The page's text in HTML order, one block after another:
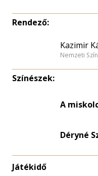
Rendező:
Kazimir
Nemzeti
Színészek:
A
Déryné
Játékidő